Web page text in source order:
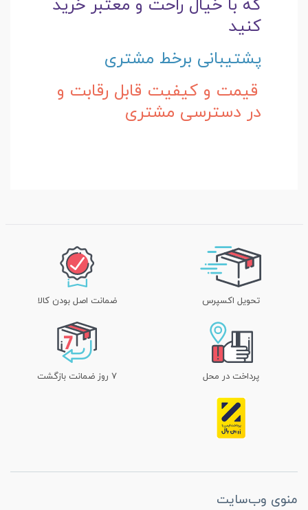
که با خیال راحت و معتبر خرید
کنید
پشتیبانی برخط مشتری
قیمت و کیفیت قابل رقابت و
در دسترسی مشتری
تحویل اکسپرس ضمانت اصل بودن کالا
پرداخت در محل ۷ روز ضمانت بازگشت
منوی وب‌سایت